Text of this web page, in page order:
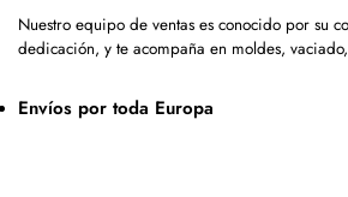
Nuestro equipo de ventas es conocido por su
dedicación, y te acompaña en moldes,
Envíos por toda Europa